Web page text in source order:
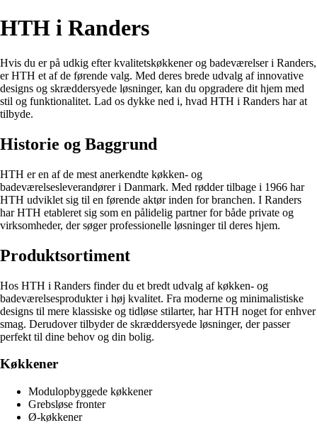
HTH i Randers
Hvis du er på udkig efter kvalitetskøkkener og badeværelser i Randers,
er HTH et af de førende valg. Med deres brede udvalg af innovative
designs og skræddersyede løsninger, kan du opgradere dit hjem med
stil og funktionalitet. Lad os dykke ned i, hvad HTH i Randers har at
tilbyde.
Historie og Baggrund
HTH er en af de mest anerkendte køkken- og
badeværelsesleverandører i Danmark. Med rødder tilbage i 1966 har
HTH udviklet sig til en førende aktør inden for branchen. I Randers
har HTH etableret sig som en pålidelig partner for både private og
virksomheder, der søger professionelle løsninger til deres hjem.
Produktsortiment
Hos HTH i Randers finder du et bredt udvalg af køkken- og
badeværelsesprodukter i høj kvalitet. Fra moderne og minimalistiske
designs til mere klassiske og tidløse stilarter, har HTH noget for enhver
smag. Derudover tilbyder de skræddersyede løsninger, der passer
perfekt til dine behov og din bolig.
Køkkener
Modulopbyggede køkkener
Grebsløse fronter
Ø-køkkener